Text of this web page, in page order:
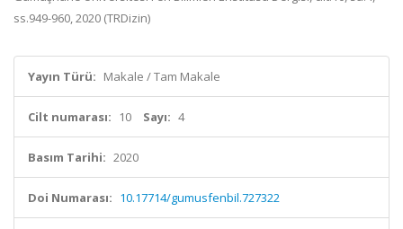
ss.949-960, 2020 (TRDizin)
Yayın Türü: Makale / Tam Makale
Cilt numarası: 10 Sayı: 4
Basım Tarihi: 2020
Doi Numarası: 10.17714/gumusfenbil.727322